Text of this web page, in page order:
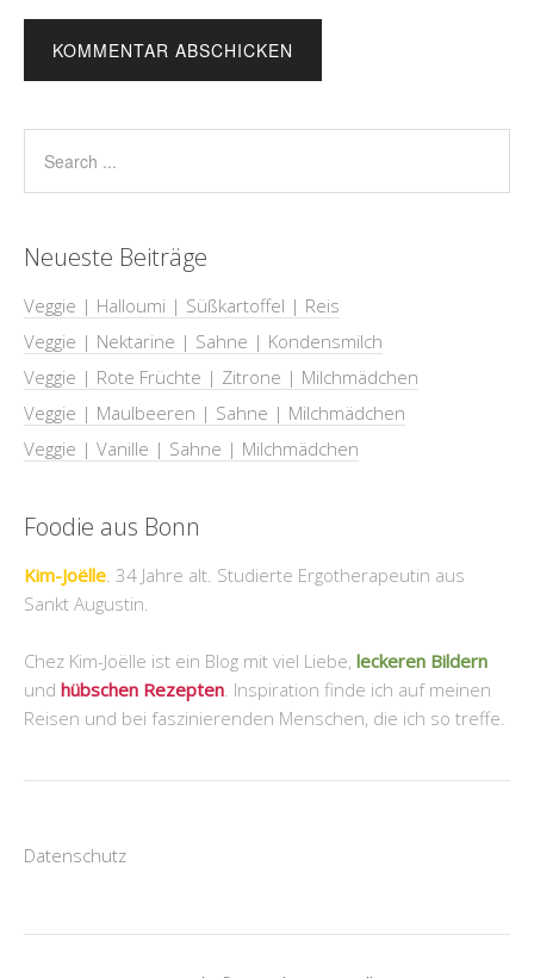
Neueste Beiträge
Veggie | Halloumi | Süßkartoffel | Reis
Veggie | Nektarine | Sahne | Kondensmilch
Veggie | Rote Früchte | Zitrone | Milchmädchen
Veggie | Maulbeeren | Sahne | Milchmädchen
Veggie | Vanille | Sahne | Milchmädchen
Foodie aus Bonn
Kim-Joëlle. 34 Jahre alt. Studierte Ergotherapeutin aus
Sankt Augustin.
Chez Kim-Joëlle ist ein Blog mit viel Liebe, leckeren Bildern
und hübschen Rezepten. Inspiration finde ich auf meinen
Reisen und bei faszinierenden Menschen, die ich so treffe.
Datenschutz